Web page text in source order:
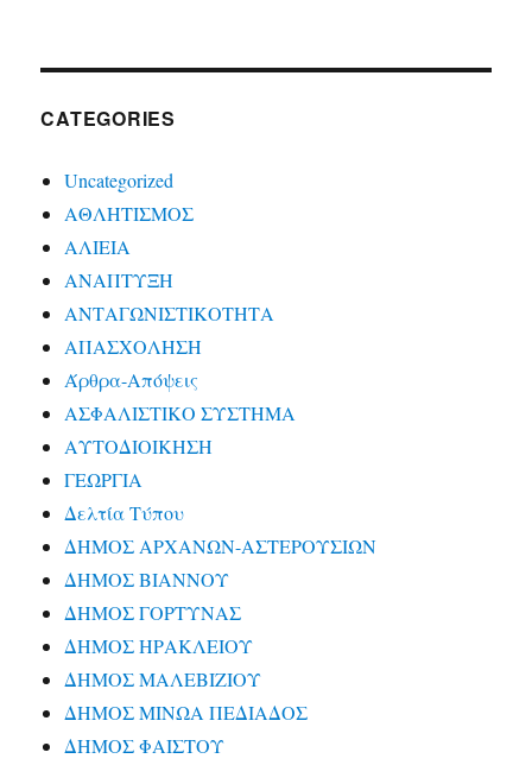
CATEGORIES
Uncategorized
ΑΘΛΗΤΙΣΜΟΣ
ΑΛΙΕΙΑ
ΑΝΑΠΤΥΞΗ
ΑΝΤΑΓΩΝΙΣΤΙΚΟΤΗΤΑ
ΑΠΑΣΧΟΛΗΣΗ
Άρθρα-Απόψεις
ΑΣΦΑΛΙΣΤΙΚΟ ΣΥΣΤΗΜΑ
ΑΥΤΟΔΙΟΙΚΗΣΗ
ΓΕΩΡΓΙΑ
Δελτία Τύπου
ΔΗΜΟΣ ΑΡΧΑΝΩΝ-ΑΣΤΕΡΟΥΣΙΩΝ
ΔΗΜΟΣ ΒΙΑΝΝΟΥ
ΔΗΜΟΣ ΓΟΡΤΥΝΑΣ
ΔΗΜΟΣ ΗΡΑΚΛΕΙΟΥ
ΔΗΜΟΣ ΜΑΛΕΒΙΖΙΟΥ
ΔΗΜΟΣ ΜΙΝΩΑ ΠΕΔΙΑΔΟΣ
ΔΗΜΟΣ ΦΑΙΣΤΟΥ